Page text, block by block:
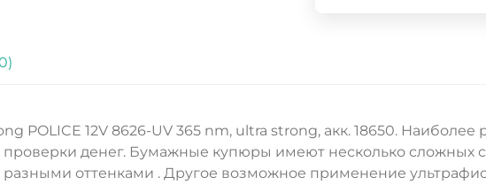
POLICE 12V 8626-UV 365 nm, ultra strong, акк. 18650.
денег. Бумажные купюры имеют несколько сложных
оттенками . Другое возможное применение